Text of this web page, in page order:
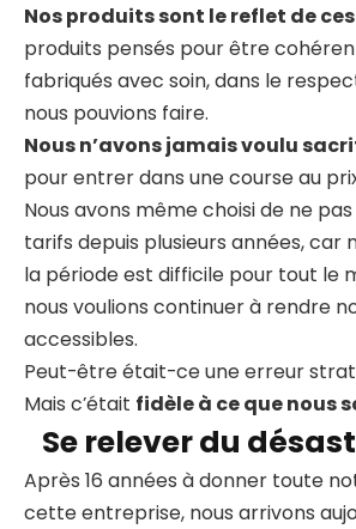
Nos produits sont le reflet de
produits pensés pour être
fabriqués avec soin, dans le
nous pouvions faire.
Nous n’avons jamais voulu
pour entrer dans une course au
Nous avons même choisi de ne
tarifs depuis plusieurs années, car
la période est difficile pour tout le
nous voulions continuer à rendre
accessibles.
Peut-être était-ce une erreur
Mais c’était fidèle à ce que nous
Se relever du
Après 16 années à donner toute
cette entreprise, nous arrivons